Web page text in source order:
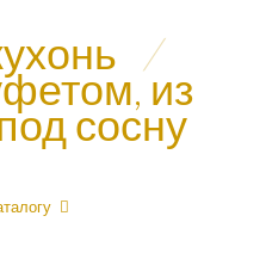
/
из
сосну